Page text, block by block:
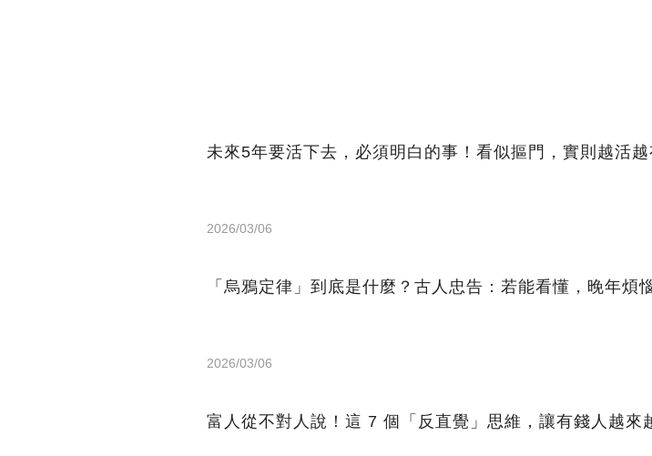
未來5年要活下去，必須明白的事！​看似摳門，實則越活
2026/03/06
「烏鴉定律」到底是什麼？古人忠告：若能看懂，晚年煩
2026/03/06
富人從不對人說！這 7 個「反直覺」思維，讓有錢人越來